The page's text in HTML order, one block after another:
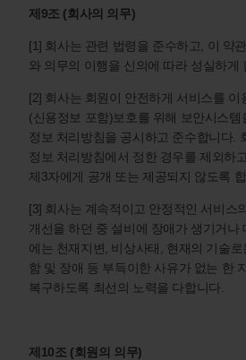
제9조 (회사의 의무)
[1] 회사는 관련 법령을 준수하고, 이 약
와 의무의 이행을 신의에 따라 성실하게
[2] 회사는 회원이 안전하게 서비스를 이
(신용정보 포함)보호를 위해 보안시스템
정보 처리방침을 공시하고 준수합니다.
정보 처리방침에서 정한 경우를 제외하
제3자에게 공개 또는 제공되지 않도록
[3] 회사는 계속적이고 안정적인 서비스
개선을 하던 중 설비에 장애가 생기거나
에는 천재지변, 비상사태, 현재의 기술
함 및 장애 등 부득이한 사유가 없는 한
복구하도록 최선의 노력을 다합니다.
제10조 (회원의 의무)